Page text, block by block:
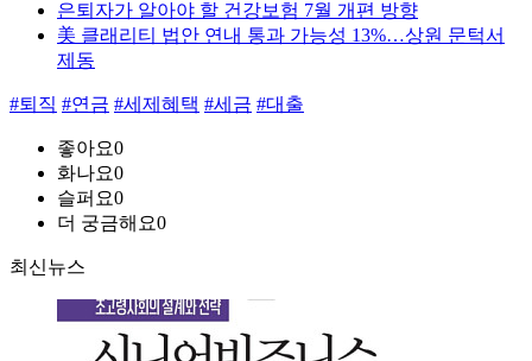
은퇴자가 알아야 할 건강보험 7월 개편 방향
美 클래리티 법안 연내 통과 가능성 13%…상원 문턱서
제동
#퇴직 #연금 #세제혜택 #세금 #대출
좋아요0
화나요0
슬퍼요0
더 궁금해요0
최신뉴스